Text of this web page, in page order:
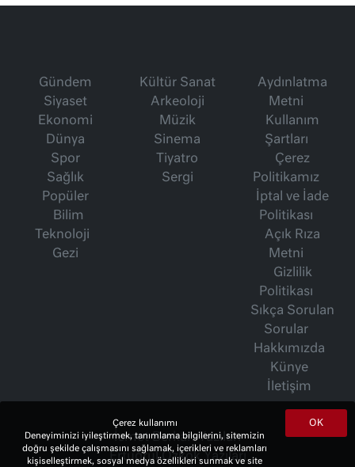
Gündem
Siyaset
Ekonomi
Dünya
Spor
Sağlık
Popüler
Bilim
Teknoloji
Gezi
Kültür Sanat
Arkeoloji
Müzik
Sinema
Tiyatro
Sergi
Aydınlatma
Metni
Kullanım
Şartları
Çerez
Politikamız
İptal ve İade
Politikası
Açık Rıza
Metni
Gizlilik
Politikası
Sıkça Sorulan
Sorular
Hakkımızda
Künye
İletişim
İsmet Berkan Yazıları
Ertuğrul Özkök Yazıları
OK
Çerez kullanımı
Deneyiminizi iyileştirmek, tanımlama bilgilerini, sitemizin
doğru şekilde çalışmasını sağlamak, içerikleri ve reklamları
kişiselleştirmek, sosyal medya özellikleri sunmak ve site